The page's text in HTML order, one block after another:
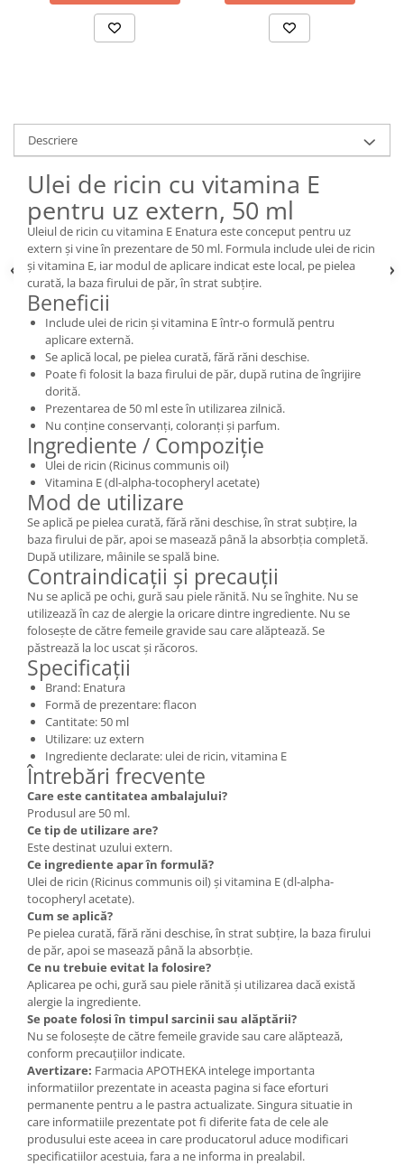
Descriere
Ulei de ricin cu vitamina E
pentru uz extern, 50 ml
Uleiul de ricin cu vitamina E Enatura este conceput pentru uz
extern și vine în prezentare de 50 ml. Formula include ulei de ricin
și vitamina E, iar modul de aplicare indicat este local, pe pielea
curată, la baza firului de păr, în strat subțire.
Beneficii
Include ulei de ricin și vitamina E într-o formulă pentru
aplicare externă.
Se aplică local, pe pielea curată, fără răni deschise.
Poate fi folosit la baza firului de păr, după rutina de îngrijire
dorită.
Prezentarea de 50 ml este în utilizarea zilnică.
Nu conține conservanți, coloranți și parfum.
Ingrediente / Compoziție
Ulei de ricin (Ricinus communis oil)
Vitamina E (dl-alpha-tocopheryl acetate)
Mod de utilizare
Se aplică pe pielea curată, fără răni deschise, în strat subțire, la
baza firului de păr, apoi se masează până la absorbția completă.
După utilizare, mâinile se spală bine.
Contraindicații și precauții
Nu se aplică pe ochi, gură sau piele rănită. Nu se înghite. Nu se
utilizează în caz de alergie la oricare dintre ingrediente. Nu se
folosește de către femeile gravide sau care alăptează. Se
păstrează la loc uscat și răcoros.
Specificații
Brand: Enatura
Formă de prezentare: flacon
Cantitate: 50 ml
Utilizare: uz extern
Ingrediente declarate: ulei de ricin, vitamina E
Întrebări frecvente
Care este cantitatea ambalajului?
Produsul are 50 ml.
Ce tip de utilizare are?
Este destinat uzului extern.
Ce ingrediente apar în formulă?
Ulei de ricin (Ricinus communis oil) și vitamina E (dl-alpha-
tocopheryl acetate).
Cum se aplică?
Pe pielea curată, fără răni deschise, în strat subțire, la baza firului
de păr, apoi se masează până la absorbție.
Ce nu trebuie evitat la folosire?
Aplicarea pe ochi, gură sau piele rănită și utilizarea dacă există
alergie la ingrediente.
Se poate folosi în timpul sarcinii sau alăptării?
Nu se folosește de către femeile gravide sau care alăptează,
conform precauțiilor indicate.
Avertizare: Farmacia APOTHEKA intelege importanta
informatiilor prezentate in aceasta pagina si face eforturi
permanente pentru a le pastra actualizate. Singura situatie in
care informatiile prezentate pot fi diferite fata de cele ale
produsului este aceea in care producatorul aduce modificari
specificatiilor acestuia, fara a ne informa in prealabil.